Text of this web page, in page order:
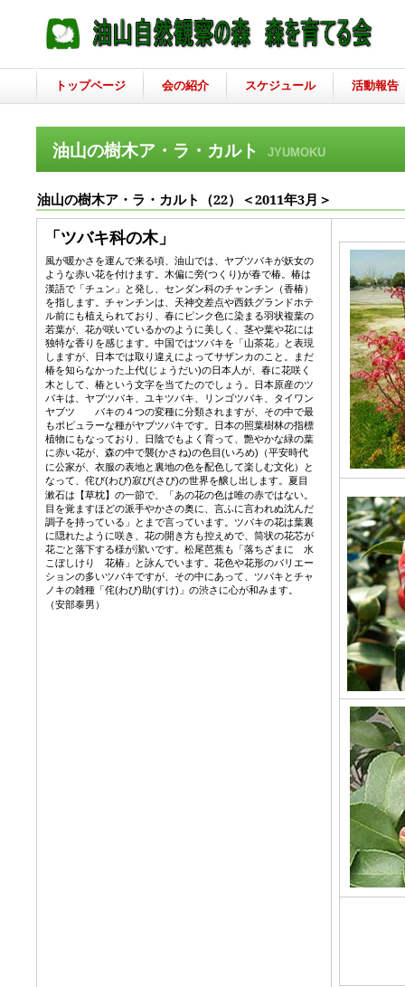
油山の樹木ア・ラ・カルト JYUMOKU
油山の樹木ア・ラ・カルト（22）＜2011年3月＞
「ツバキ科の木」
風が暖かさを運んで来る頃、油山では、ヤブツバキが妖女の
ような赤い花を付けます。木偏に旁(つくり)が春で椿。椿は
漢語で「チュン」と発し、センダン科のチャンチン（香椿）
を指します。チャンチンは、天神交差点や西鉄グランドホテ
ル前にも植えられており、春にピンク色に染まる羽状複葉の
若葉が、花が咲いているかのように美しく、茎や葉や花には
独特な香りを感じます。中国ではツバキを「山茶花」と表現
しますが、日本では取り違えによってサザンカのこと。まだ
椿を知らなかった上代(じょうだい)の日本人が、春に花咲く
木として、椿という文字を当てたのでしょう。日本原産のツ
バキは、ヤブツバキ、ユキツバキ、リンゴツバキ、タイワン
ヤブツ バキの４つの変種に分類されますが、その中で最
もポピュラーな種がヤブツバキです。日本の照葉樹林の指標
植物にもなっており、日陰でもよく育って、艶やかな緑の葉
に赤い花が、森の中で襲(かさね)の色目(いろめ)
（平安時代
に公家が、衣服の表地と裏地の色を配色して楽しむ文化）と
なって、侘び(わび)寂び(さび)の世界を醸し出します。夏目
漱石は【草枕】の一節で、「あの花の色は唯の赤ではない。
目を覚ますほどの派手やかさの奥に、言ふに言われぬ沈んだ
調子を持っている」とまで言っています。ツバキの花は葉裏
に隠れたように咲き、花の開き方も控えめで、筒状の花芯が
花ごと落下する様が潔いです。松尾芭蕉も「落ちざまに 水
こぼしけり 花椿」と詠んでいます。花色や花形のバリエー
ションの多いツバキですが、その中にあって、ツバキとチャ
ノキの雑種「侘(わび)助(すけ) 」の渋さに心が和みます。
（安部泰男）
トップページ 会の紹介 スケジュール 活動報告